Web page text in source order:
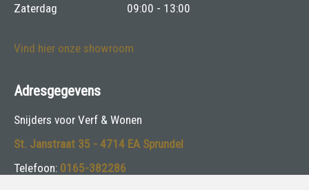
Zaterdag
09:00 - 13:00
Vind hier onze showroom
Adresgegevens
Snijders voor Verf & Wonen
St. Janstraat 35 - 4714 EA Sprundel
Telefoon: 0165-382286